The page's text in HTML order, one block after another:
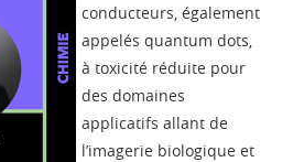
conducteurs, également
appelés quantum dots,
à toxicité réduite pour
des domaines
applicatifs allant de
l’imagerie biologique et